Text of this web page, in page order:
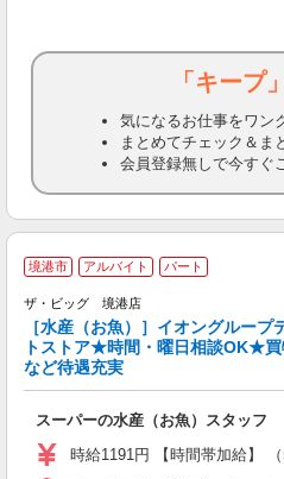
「キープ
気になるお仕事をワン
まとめてチェック＆ま
会員登録無しで今すぐ
境港市 アルバイト パート
ザ・ビッグ 境港店
［水産（お魚）］イオングループ
トストア★時間・曜日相談OK★買
など待遇充実
スーパーの水産（お魚）スタッフ
時給1191円 【時間帯加給】